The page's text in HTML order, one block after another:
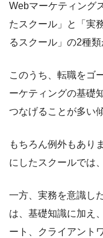
Webマーケティング
たスクール」と「実
るスクール」の2種類
このうち、転職をゴ
ーケティングの基礎
つなげることが多い
もちろん例外もあり
にしたスクールでは
一方、実務を意識し
は、基礎知識に加え
ート、クライアント